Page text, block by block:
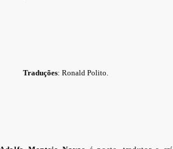
Traduções: Ronald Polito.